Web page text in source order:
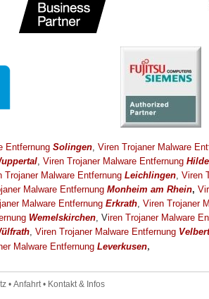
Entfernung Solingen, Viren Trojaner Malware
, Viren Trojaner Malware Entfernung
Trojaner Malware Entfernung Leichlingen, Viren
Malware Entfernung Monheim am Rhein,
Malware Entfernung Erkrath, Viren Trojaner
Wemelskirchen, Viren Trojaner Malware
, Viren Trojaner Malware Entfernung Velbert
Malware Entfernung Leverkusen,
• Anfahrt• Kontakt & Infos